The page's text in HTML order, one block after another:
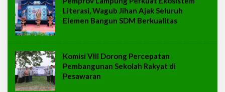
Literasi, Wagub Jihan Ajak Seluruh
Elemen Bangun SDM Berkualitas
Komisi VIII Dorong Percepatan
Pembangunan Sekolah Rakyat di
Pesawaran